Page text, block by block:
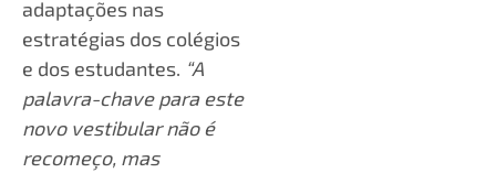
adaptações nas
estratégias dos colégios
e dos estudantes. “A
palavra-chave para este
novo vestibular não é
recomeço, mas